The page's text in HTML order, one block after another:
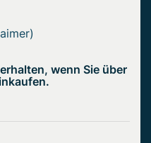
wenn Sie über